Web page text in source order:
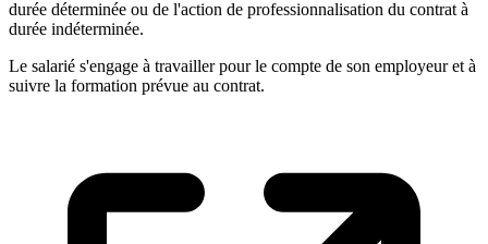
durée déterminée ou de l'action de professionnalisation du contrat à
durée indéterminée.
Le salarié s'engage à travailler pour le compte de son employeur et à
suivre la formation prévue au contrat.